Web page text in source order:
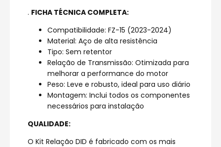
. FICHA TÉCNICA COMPLETA:
Compatibilidade: FZ-15 (2023-2024)
Material: Aço de alta resistência
Tipo: Sem retentor
Relação de Transmissão: Otimizada para
melhorar a performance do motor
Peso: Leve e robusto, ideal para uso diário
Montagem: Inclui todos os componentes
necessários para instalação
QUALIDADE:
O Kit Relação DID é fabricado com os mais